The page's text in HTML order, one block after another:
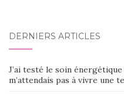
DERNIERS ARTICLES
J’ai testé le soin
m’attendais pas à vivre une